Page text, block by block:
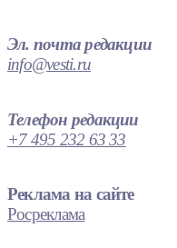
Эл. почта редакции
info@vesti.ru
Телефон редакции
+7 495 232 63 33
Реклама на сайте
Росреклама